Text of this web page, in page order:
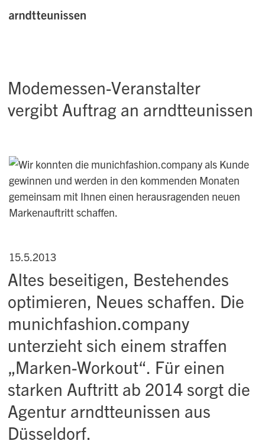
Modemessen-Veranstalter
vergibt Auftrag an arndtteunissen
15.5.2013
Altes beseitigen, Bestehendes
optimieren, Neues schaffen. Die
munichfashion.company
unterzieht sich einem straffen
„Marken-Workout“. Für einen
starken Auftritt ab 2014 sorgt die
Agentur arndtteunissen aus
Düsseldorf.